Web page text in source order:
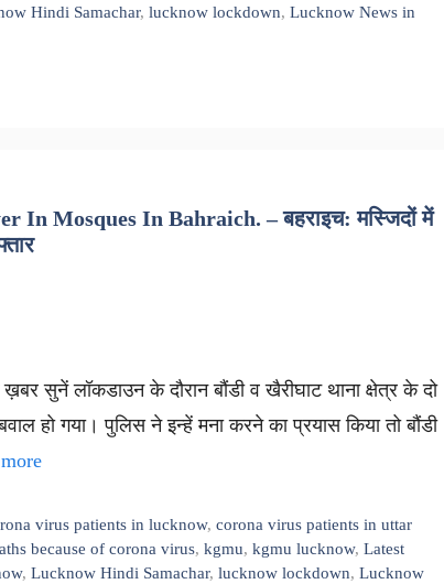
Hindi Samachar, lucknow lockdown, Lucknow News in
In Mosques In Bahraich. – बहराइच: मस्जिदों में
सुनें लॉकडाउन के दौरान बौंडी व खैरीघाट थाना क्षेत्र के दो
हो गया। पुलिस ने इन्हें मना करने का प्रयास किया तो बौंडी
virus patients in lucknow,corona virus patients in uttar
because of corona virus, kgmu, kgmu lucknow, Latest
, Lucknow Hindi Samachar, lucknow lockdown, Lucknow